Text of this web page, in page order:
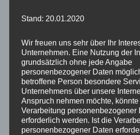
Flughafen Tegel zum
schließen!
18. Mai 2020 Dagmar
„Ich fordere, dass die
Flughafengesellschaft am
20.05.2020 der vorübergehenden
Flughafens Tegel zum 1. […]
Stand: 20.01.2020
Wir freuen uns sehr über Ihr
Unternehmen. Eine Nutzung der
grundsätzlich ohne jede Angabe
personenbezogener Daten
betroffene Person besondere
Unternehmens über unsere
Anspruch nehmen möchte,
Verarbeitung personenbezogener
erforderlich werden. Ist die
personenbezogener Daten